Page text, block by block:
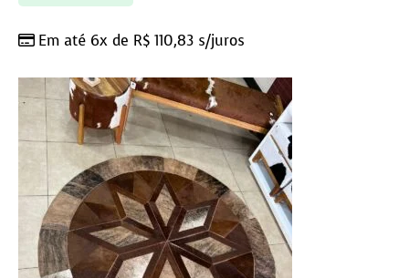
Em até 6x de R$ 110,83 s/juros